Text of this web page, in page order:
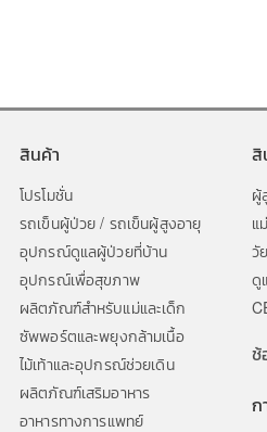
สินค้า
โปรโมชั่น
รถเข็นผู้ป่วย / รถเข็นผู้สูงอายุ
อุปกรณ์ดูแลผู้ป่วยที่บ้าน
อุปกรณ์เพื่อสุขภาพ
ผลิตภัณฑ์สำหรับแม่และเด็ก
ซัพพอร์ตและพยุงกล้ามเนื้อ
ไม้เท้าและอุปกรณ์ช่วยเดิน
ผลิตภัณฑ์เสริมอาหาร
อาหารทางการแพทย์
สิ
ผู้
แ
วั
ดู
ช้
ก